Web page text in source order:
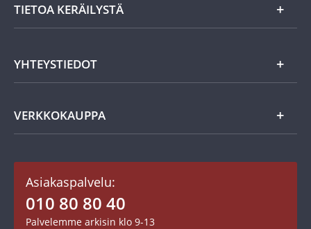
Eurokolikot
Vanhat rahat
Keräilytarvikkeet
Mitalit
Töihin Suomen Monetaan?
TIETOA KERÄILYSTÄ
YHTEYSTIEDOT
Asiakaspalvelu
VERKKOKAUPPA
Asiakastili / Omat sivut
Toimitusehdot
Maksutavat
Asiakaspalvelu:
010 80 80 40
Palvelemme arkisin klo 9-13